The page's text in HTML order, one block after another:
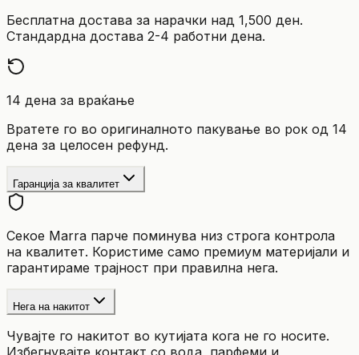
Бесплатна достава за нарачки над 1,500 ден.
Стандардна достава 2-4 работни дена.
14 дена за враќање
Вратете го во оригиналното пакување во рок од 14
дена за целосен рефунд.
Гаранција за квалитет
Секое Marra парче поминува низ строга контрола
на квалитет. Користиме само премиум материјали и
гарантираме трајност при правилна нега.
Нега на накитот
Чувајте го накитот во кутијата кога не го носите.
Избегнувајте контакт со вода, парфеми и